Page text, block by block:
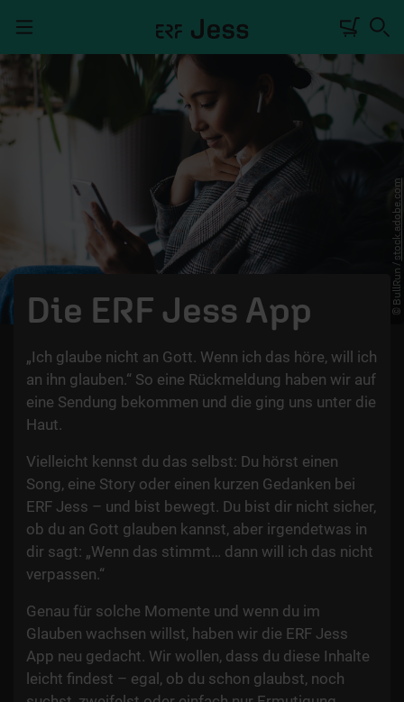
Navigation überspringen
TALKWERK
MITMACHEN
ÜBER UNS
© BullRun /
stock.adobe.com
Die ERF Jess App
„Ich glaube nicht an Gott. Wenn ich das höre, will ich
an ihn glauben.“ So eine Rückmeldung haben wir auf
eine Sendung bekommen und die ging uns unter die
Haut.
Vielleicht kennst du das selbst: Du hörst einen
Song, eine Story oder einen kurzen Gedanken bei
ERF Jess – und bist bewegt. Du bist dir nicht sicher,
ob du an Gott glauben kannst, aber irgendetwas in
dir sagt: „Wenn das stimmt… dann will ich das nicht
verpassen.“
Genau für solche Momente und wenn du im
Glauben wachsen willst, haben wir die ERF Jess
App neu gedacht. Wir wollen, dass du diese Inhalte
leicht findest – egal, ob du schon glaubst, noch